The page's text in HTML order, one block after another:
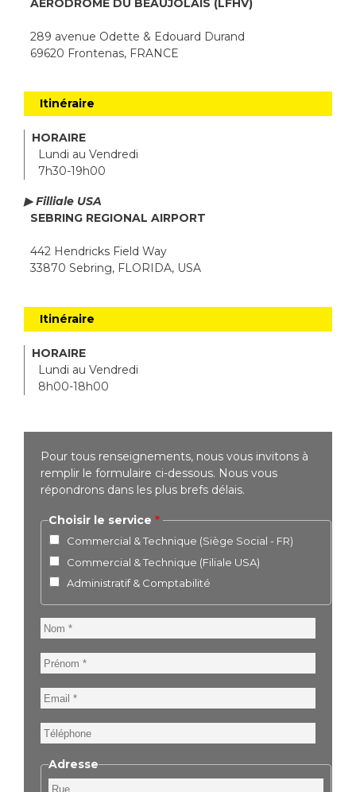
289 avenue Odette & Edouard Durand
69620 Frontenas, FRANCE
Itinéraire
HORAIRE
Lundi au Vendredi
7h30-19h00
▶ Filliale USA
SEBRING REGIONAL AIRPORT
442 Hendricks Field Way
33870 Sebring, FLORIDA, USA
Itinéraire
HORAIRE
Lundi au Vendredi
8h00-18h00
Pour tous renseignements, nous vous invitons à
remplir le formulaire ci-dessous. Nous vous
répondrons dans les plus brefs délais.
Choisir le service
Commercial & Technique (Siège Social - FR)
Commercial & Technique (Filiale USA)
Administratif & Comptabilité
Nom
Prénom
Email
Téléphone
Adresse
Rue